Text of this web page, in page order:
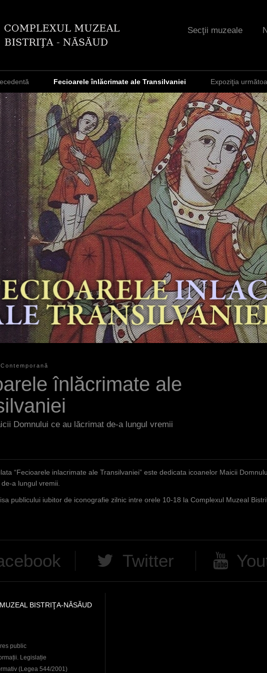
Secţii muzeale
Fecioarele înlăcrimate ale Transilvaniei Expoziţia
înlăcrimate ale
Domnului ce au lăcrimat de-a lungul vremii
“Fecioarele inlacrimate ale Transilvaniei” este dedicata icoanelor Maicii
a lungul vremii.
publicului iubitor de iconografie zilnic intre orele 10-18 la Complexul Muzeal
Twitter
BISTRIŢA-NĂSĂUD
public
Legislație
(Legea 544/2001)